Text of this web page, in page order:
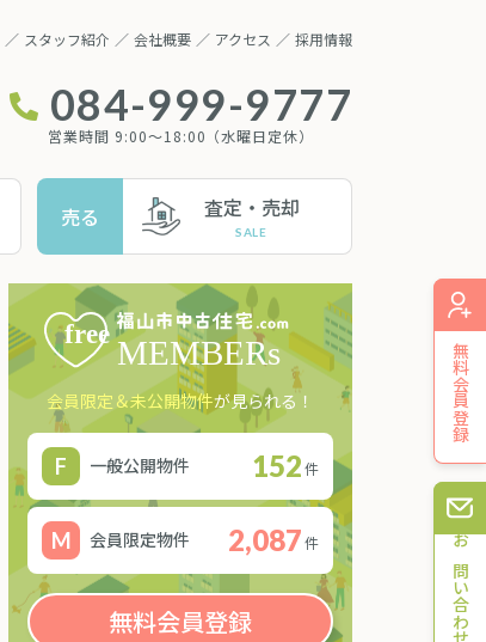
スタッフ紹介 会社概要 アクセス 採用情報
084-999-9777
営業時間 9:00～18:00（水曜日定休）
売る 査定・売却
会員限定＆未公開物件が見られる！
一般公開物件 152件
会員限定物件 2,087件
無料会員登録
無料会員登録
お問い合わせ